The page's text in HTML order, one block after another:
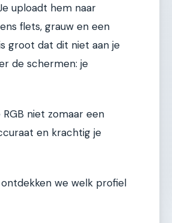
uploadt hem naar
flets, grauw en een
groot dat dit niet aan je
de schermen: je
niet zomaar een
en krachtig je
we welk profiel